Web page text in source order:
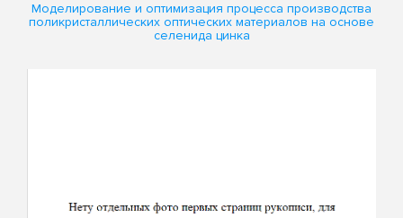
Моделирование и оптимизация процесса производства
поликристаллических оптических материалов на основе
селенида цинка